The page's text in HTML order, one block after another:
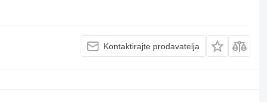
Kontaktirajte prodavatelja